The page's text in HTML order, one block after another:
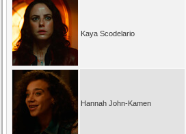
Kaya Scodelario
Hannah John-Kamen